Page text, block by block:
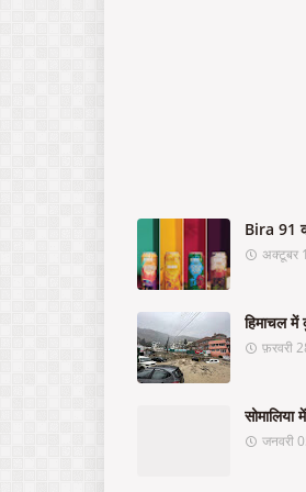
Bira 91
अक्टूबर
हिमाचल
फ़रवरी
जनवरी